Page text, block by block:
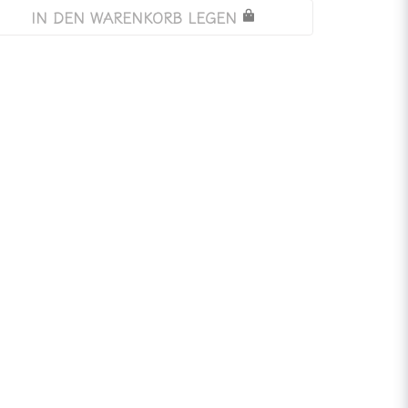
IN DEN WARENKORB LEGEN